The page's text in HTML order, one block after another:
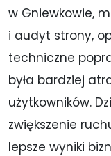
w Gniewkowie,
i audyt strony,
techniczne
była bardziej
użytkowników.
zwiększenie
lepsze wyniki